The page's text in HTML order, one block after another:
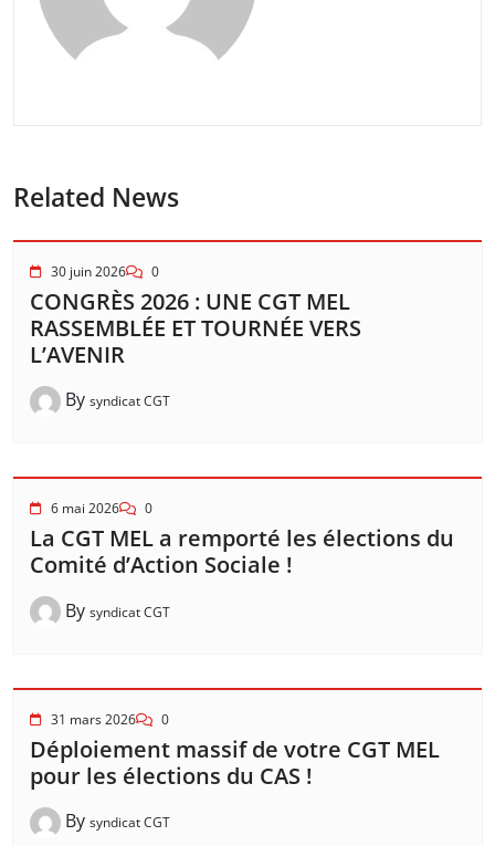
Related News
30 juin 2026 0
CONGRÈS 2026 : UNE CGT MEL
RASSEMBLÉE ET TOURNÉE VERS
L’AVENIR
By syndicat CGT
6 mai 2026 0
La CGT MEL a remporté les élections du
Comité d’Action Sociale !
By syndicat CGT
31 mars 2026 0
Déploiement massif de votre CGT MEL
pour les élections du CAS !
By syndicat CGT